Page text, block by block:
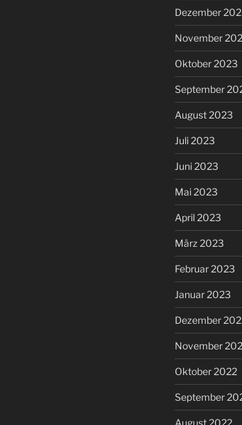
Dezember
November
Oktober 2023
September
August 2023
Juli 2023
Juni 2023
Mai 2023
April 2023
März 2023
Februar 2023
Januar 2023
Dezember
November
Oktober 2022
September